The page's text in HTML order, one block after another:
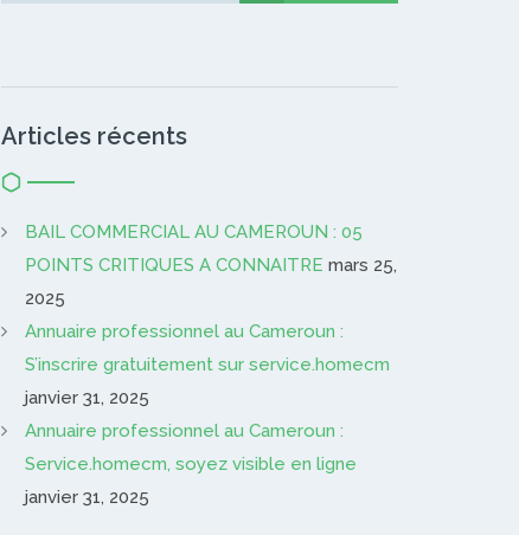
Articles récents
BAIL COMMERCIAL AU CAMEROUN : 05
POINTS CRITIQUES A CONNAITRE mars 25,
2025
Annuaire professionnel au Cameroun :
S’inscrire gratuitement sur service.homecm
janvier 31, 2025
Annuaire professionnel au Cameroun :
Service.homecm, soyez visible en ligne
janvier 31, 2025